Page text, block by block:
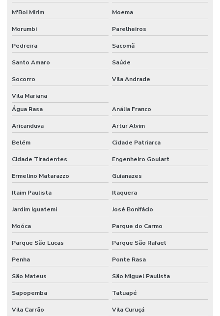
Etiquetas Tag Adesivas Com Cola Para Roupas
Etiquetas Tag De Roupas Com Furinho
Etiquetas Tag Para Impressoras Argox
Etiquetas Tag Para Roupas
Etiquetas Tag Para Roupas Em Santa Catarina
Etiquetas Tag Para Roupas No Rio Grande Do Sul
Fornecedor De Etiqueta De Gondola No Rio Grande Do Sul
Fornecedor De Etiqueta Nylon Resinado
Fornecedor De Etiqueta Nylon Resinado Santa Catarina
Fornecedor De Etiquetas Adesivas Paraná
Fornecedor De Etiquetas Adesivas Sul
Fornecedor De Etiquetas Com Cola Hotmelt
Fornecedor De Etiquetas No Rio Grande Do Sul
Fornecedor De Etiquetas Térmicas Adesivas Em Minas Gerais
Fornecedor De Ribbon Cera No Paraná
M'Boi Mirim Moema
Morumbi Parelheiros
Pedreira Sacomã
Santo Amaro Saúde
Socorro Vila Andrade
Vila Mariana
Água Rasa
Anália Franco
Aricanduva Artur Alvim
Belém Cidade Patriarca
Cidade Tiradentes Engenheiro Goulart
Ermelino Matarazzo Guianazes
Itaim Paulista Itaquera
Jardim Iguatemi José Bonifácio
Moóca Parque do Carmo
Parque São Lucas Parque São Rafael
Penha Ponte Rasa
São Mateus São Miguel Paulista
Sapopemba Tatuapé
Vila Carrão Vila Curuçá